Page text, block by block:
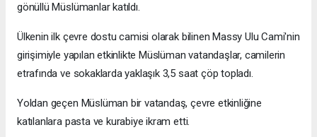
gönüllü Müslümanlar katıldı.
Ülkenin ilk çevre dostu camisi olarak bilinen Massy Ulu Cami'nin
girişimiyle yapılan etkinlikte Müslüman vatandaşlar, camilerin
etrafında ve sokaklarda yaklaşık 3,5 saat çöp topladı.
Yoldan geçen Müslüman bir vatandaş, çevre etkinliğine
katılanlara pasta ve kurabiye ikram etti.